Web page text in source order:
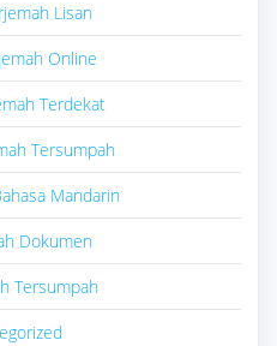
Lisan
Online
Terdekat
Tersumpah
Mandarin
Dokumen
Tersumpah